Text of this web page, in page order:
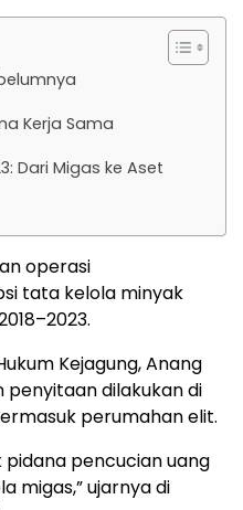
Kerja Sama
Dari Migas ke Aset
operasi
tata kelola minyak
Kejagung, Anang
penyitaan dilakukan di
perumahan elit.
pencucian uang
migas,” ujarnya di